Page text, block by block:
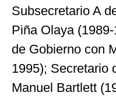
Subsecretario A
Piña Olaya
de Gobierno con
1995); Secretario
Manuel Bartlett